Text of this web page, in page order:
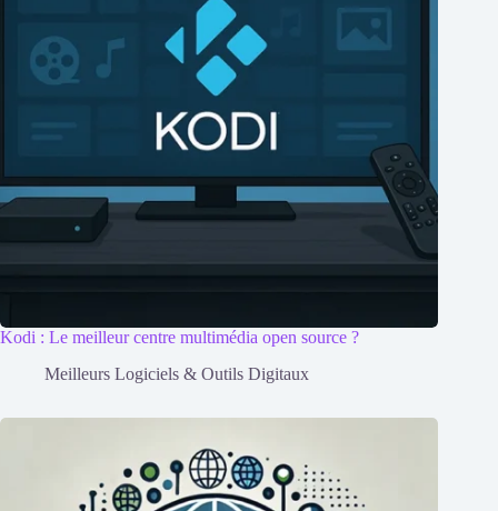
Kodi : Le meilleur centre multimédia open source ?
Meilleurs Logiciels & Outils Digitaux